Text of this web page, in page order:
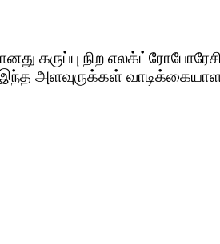
கருப்பு நிற
அளவுருக்கள்